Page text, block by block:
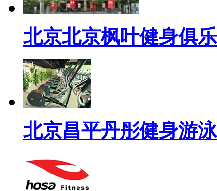
北京北京枫叶健身俱
北京昌平丹彤健身游